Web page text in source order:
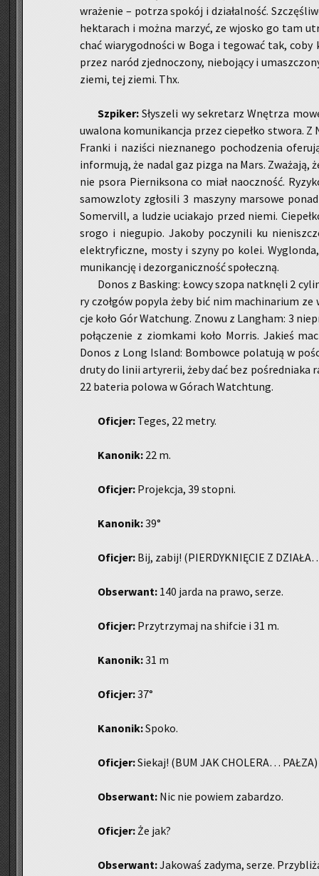
wra­że­nie – po­trza spo­kój i dzia­łal­ność.
hek­ta­rach i można ma­rzyć, ze wjo­sko go tam
chać wia­ry­god­no­ści w Boga i te­go­wać tak,
przez naród zjed­no­czo­ny, nie­bo­ją­cy i
ziemi, tej ziemi. Thx.
Szpi­ker: Sły­sze­li wy se­kre­tarz Wnę­trza
uwa­lo­na ko­mu­ni­kan­cja przez cie­peł­ko stwo­ra.
Fran­ki i na­zi­ści nie­zna­ne­go po­cho­dze­nia
in­for­mu­ją, że nadal gaz pizga na Mars. Zwa­ża­ją,
nie psora Pier­nik­so­na co miał na­ocz­ność.
sa­mo­wzlo­ty zgło­si­li 3 ma­szy­ny mar­so­we
So­me­rvill, a lu­dzie ucia­ka­jo przed niemi.
srogo i nie­gu­pio. Ja­ko­by po­czy­ni­li ku
elek­try­ficz­ne, mosty i szyny po kolei.
mu­ni­kan­cję i dez­or­ga­nicz­ność spo­łecz­ną.
Donos z Ba­sking: Łowcy szopa na­tknę­li 2
ry czoł­gów po­py­la żeby bić nim ma­chi­na­rium
cje koło Gór Wat­chung. Znowu z Lan­gham: 3
po­łą­cze­nie z ziom­ka­mi koło Mor­ris. Ja­kieś
Donos z Long Is­land: Bom­bow­ce po­la­tu­ją w
druty do linii ar­ty­re­rii, żeby dać bez po­śred­nia­ka
22 ba­te­ria po­lo­wa w Gó­rach Watch­tung.
Ofi­cjer: Teges, 22 metry.
Ka­no­nik: 22 m.
Ofi­cjer: Pro­jek­cja, 39 stop­ni.
Ka­no­nik:39°
Ofi­cjer: Bij, zabij! (PIER­DYK­NIĘ­CIE Z
Ob­ser­want: 140 jarda na prawo, serze.
Ofi­cjer: Przy­trzy­maj na shif­cie i 31 m.
Ka­no­nik:31 m
Ofi­cjer:37°
Ka­no­nik:Spoko.
Ofi­cjer:Sie­kaj! (BUM JAK CHO­LE­RA… PAŁZA)
Ob­ser­want: Nic nie po­wiem za­bar­dzo.
Ofi­cjer:Że jak?
Ob­ser­want:Ja­ko­waś za­dy­ma, serze.